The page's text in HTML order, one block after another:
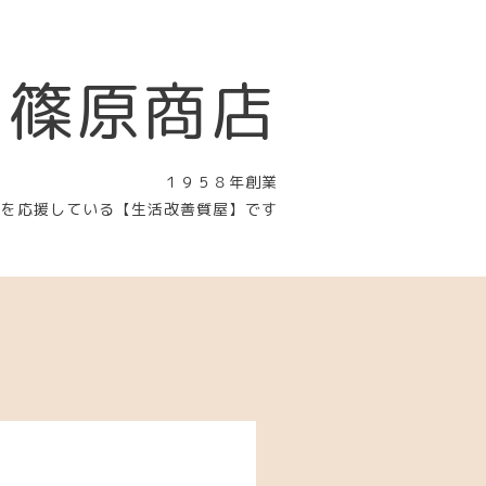
原商店
１９５８年創業
応援している【生活改善質屋】です